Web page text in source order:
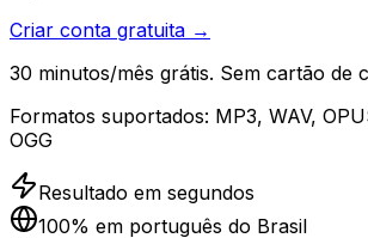
Criar conta gratuita →
30 minutos/mês grátis. Sem cartão de
Formatos suportados: MP3, WAV,
OGG
Resultado em segundos
100% em português do Brasil